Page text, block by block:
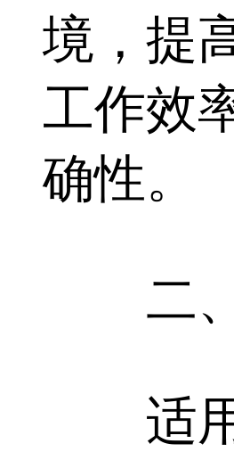
境，提
工作效
确性。
二、
适用